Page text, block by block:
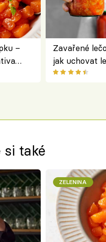
–
Zavařené
jak uchovat
si také
ZELENINA